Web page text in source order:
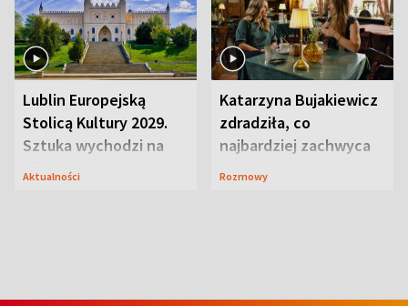
Lublin Europejską
Stolicą Kultury 2029.
Sztuka wychodzi na
Aktualności
Katarzyna Bujakiewicz
zdradziła, co
najbardziej zachwyca
Rozmowy